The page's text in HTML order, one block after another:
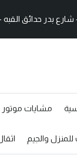
مشايات موتور AC
والجيم